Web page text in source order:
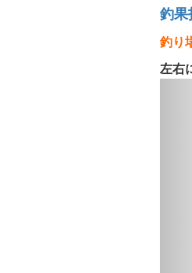
釣果
釣り
左右